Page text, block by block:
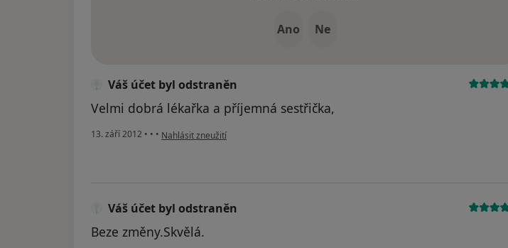
Ano Ne
Váš účet byl odstraněn
Velmi dobrá lékařka a příjemná sestřička,
13. září 2012 • • • podle názoru uživatele Váš účet byl odstraněn
Nahlásit zneužití
Váš účet byl odstraněn
Beze změny.Skvělá.